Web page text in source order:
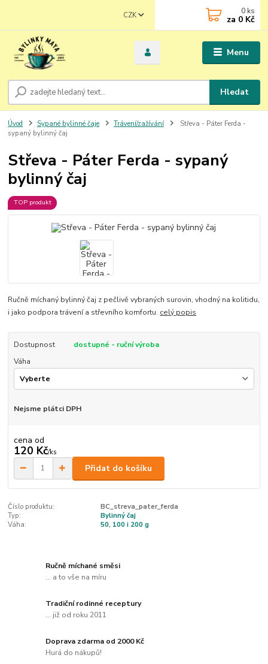
Menu
CZK
Hledat
0 ks
za 0 Kč
Úvod Sypané bylinné čaje Trávení/zažívání
Střeva - Páter Ferda -
sypaný bylinný čaj
Střeva - Páter Ferda - sypaný
bylinný čaj
TOP produkt
Ručně míchaný bylinný čaj z pečlivě vybraných surovin, vhodný na kolitidu,
i jako podpora trávení a střevního komfortu. celý popis
Dostupnost
dostupné - ruční výroba
Váha
Nejsme plátci DPH
cena od
120 Kč/ks
Přidat do košíku
Číslo produktu:
BC_streva_pater_ferda
Typ:
Bylinný čaj
Váha:
50, 100 i 200 g
Ručně míchané směsi
... a to vše na míru
Tradiční rodinné receptury
... již od roku 2011
Doprava zdarma od 2000 Kč
Hurá do nákupů!